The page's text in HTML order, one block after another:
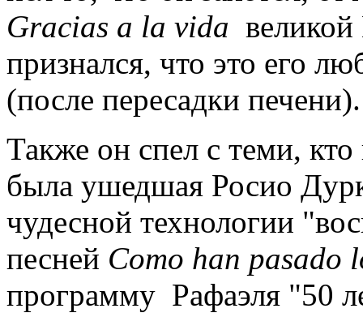
Gracias a la vida
признался, что это его
(после пересадки печени).
Также он спел с теми,
была ушедшая Росио
чудесной технологии
песней Como han pasado
программу Рафаэля "50